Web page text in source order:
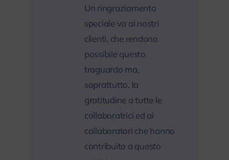
Un ringraziamento
speciale va ai nostri
clienti, che rendono
possibile questo
traguardo ma,
soprattutto, la
gratitudine a tutte le
collaboratrici ed ai
collaboratori che hanno
contribuito a questo